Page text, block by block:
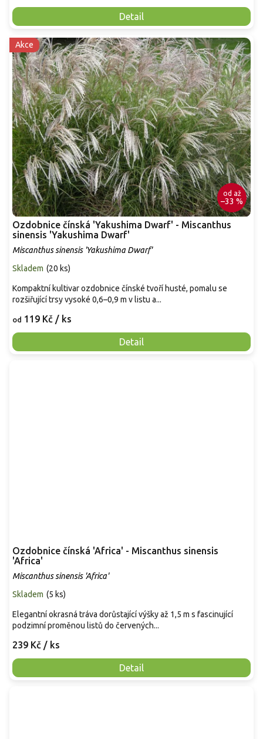
Detail
Akce
od až
–33 %
Ozdobnice čínská 'Yakushima Dwarf' - Miscanthus
sinensis 'Yakushima Dwarf'
Miscanthus sinensis 'Yakushima Dwarf'
Skladem (20 ks)
od 119 Kč / ks
Detail
Kompaktní kultivar ozdobnice čínské tvoří husté, pomalu se
rozšiřující trsy vysoké 0,6–0,9 m v listu a...
Ozdobnice čínská 'Africa' - Miscanthus sinensis
'Africa'
Miscanthus sinensis 'Africa'
Skladem (5 ks)
239 Kč / ks
Detail
Elegantní okrasná tráva dorůstající výšky až 1,5 m s fascinující
podzimní proměnou listů do červených...